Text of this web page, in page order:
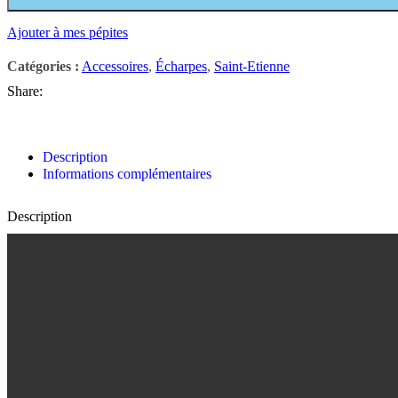
Ajouter à mes pépites
Catégories : Accessoires, Écharpes, Saint-Etienne
Share:
Description
Informations complémentaires
Description